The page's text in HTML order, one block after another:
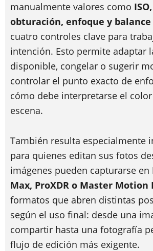
manualmente valores como
obturación, enfoque y balance
cuatro controles clave para
intención. Esto permite adaptar
disponible, congelar o sugerir
controlar el punto exacto de
cómo debe interpretarse el
escena.
También resulta especialmente
para quienes editan sus fotos
imágenes pueden capturarse en
Max, ProXDR o Master Motion
formatos que abren distintas
según el uso final: desde una
compartir hasta una fotografía
flujo de edición más exigente.